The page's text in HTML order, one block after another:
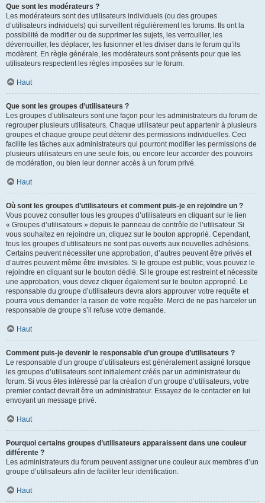
Que sont les modérateurs ?
Les modérateurs sont des utilisateurs individuels (ou des groupes
d’utilisateurs individuels) qui surveillent régulièrement les forums. Ils ont la
possibilité de modifier ou de supprimer les sujets, les verrouiller, les
déverrouiller, les déplacer, les fusionner et les diviser dans le forum qu’ils
modèrent. En règle générale, les modérateurs sont présents pour que les
utilisateurs respectent les règles imposées sur le forum.
Haut
Que sont les groupes d’utilisateurs ?
Les groupes d’utilisateurs sont une façon pour les administrateurs du forum de
regrouper plusieurs utilisateurs. Chaque utilisateur peut appartenir à plusieurs
groupes et chaque groupe peut détenir des permissions individuelles. Ceci
facilite les tâches aux administrateurs qui pourront modifier les permissions de
plusieurs utilisateurs en une seule fois, ou encore leur accorder des pouvoirs
de modération, ou bien leur donner accès à un forum privé.
Haut
Où sont les groupes d’utilisateurs et comment puis-je en rejoindre un ?
Vous pouvez consulter tous les groupes d’utilisateurs en cliquant sur le lien
« Groupes d’utilisateurs » depuis le panneau de contrôle de l’utilisateur. Si
vous souhaitez en rejoindre un, cliquez sur le bouton approprié. Cependant,
tous les groupes d’utilisateurs ne sont pas ouverts aux nouvelles adhésions.
Certains peuvent nécessiter une approbation, d’autres peuvent être privés et
d’autres peuvent même être invisibles. Si le groupe est public, vous pouvez le
rejoindre en cliquant sur le bouton dédié. Si le groupe est restreint et nécessite
une approbation, vous devez cliquer également sur le bouton approprié. Le
responsable du groupe d’utilisateurs devra alors approuver votre requête et
pourra vous demander la raison de votre requête. Merci de ne pas harceler un
responsable de groupe s’il refuse votre demande.
Haut
Comment puis-je devenir le responsable d’un groupe d’utilisateurs ?
Le responsable d’un groupe d’utilisateurs est généralement assigné lorsque
les groupes d’utilisateurs sont initialement créés par un administrateur du
forum. Si vous êtes intéressé par la création d’un groupe d’utilisateurs, votre
premier contact devrait être un administrateur. Essayez de le contacter en lui
envoyant un message privé.
Haut
Pourquoi certains groupes d’utilisateurs apparaissent dans une couleur
différente ?
Les administrateurs du forum peuvent assigner une couleur aux membres d’un
groupe d’utilisateurs afin de faciliter leur identification.
Haut